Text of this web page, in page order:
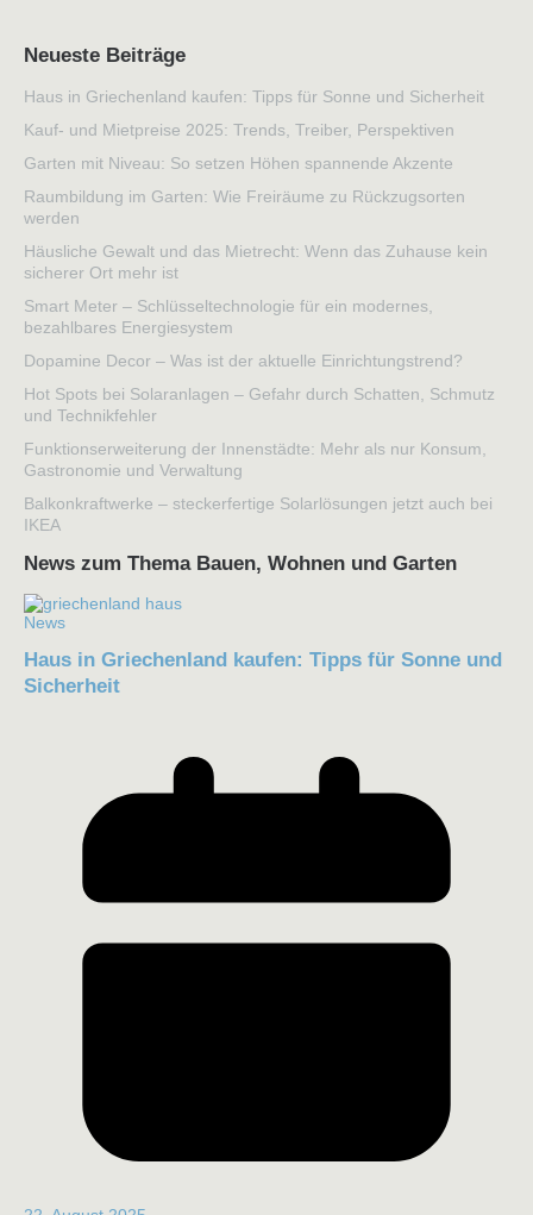
Neueste Beiträge
Haus in Griechenland kaufen: Tipps für Sonne und Sicherheit
Kauf- und Mietpreise 2025: Trends, Treiber, Perspektiven
Garten mit Niveau: So setzen Höhen spannende Akzente
Raumbildung im Garten: Wie Freiräume zu Rückzugsorten
werden
Häusliche Gewalt und das Mietrecht: Wenn das Zuhause kein
sicherer Ort mehr ist
Smart Meter – Schlüsseltechnologie für ein modernes,
bezahlbares Energiesystem
Dopamine Decor – Was ist der aktuelle Einrichtungstrend?
Hot Spots bei Solaranlagen – Gefahr durch Schatten, Schmutz
und Technikfehler
Funktionserweiterung der Innenstädte: Mehr als nur Konsum,
Gastronomie und Verwaltung
Balkonkraftwerke – steckerfertige Solarlösungen jetzt auch bei
IKEA
News zum Thema Bauen, Wohnen und Garten
News
Haus in Griechenland kaufen: Tipps für Sonne und
Sicherheit